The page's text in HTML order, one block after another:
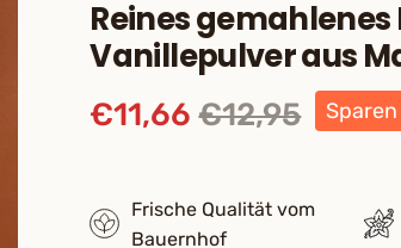
Reines
Vanillepulver aus
€11,66 €12,95
Frische Qualität vom
Bauernhof